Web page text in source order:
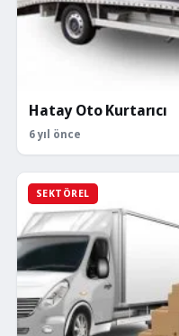
Hatay Oto Kurtarıcı
6 yıl önce
SEKTÖREL